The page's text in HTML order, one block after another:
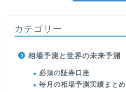
カテゴリー
相場予測と世界の未来予測
必須の証券口座
毎月の相場予測実績まとめ